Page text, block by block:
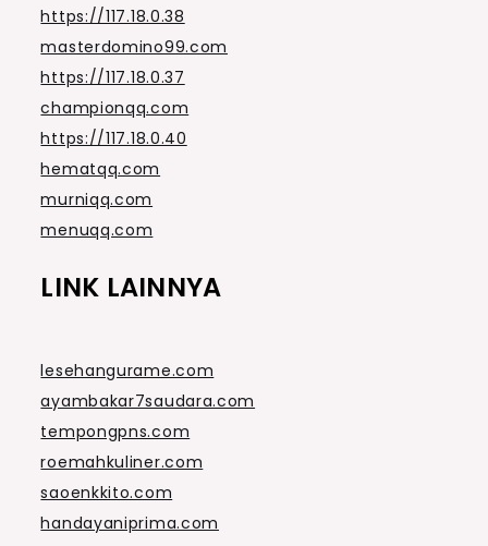
https://117.18.0.38
masterdomino99.com
https://117.18.0.37
championqq.com
https://117.18.0.40
hematqq.com
murniqq.com
menuqq.com
LINK LAINNYA
lesehangurame.com
ayambakar7saudara.com
tempongpns.com
roemahkuliner.com
saoenkkito.com
handayaniprima.com